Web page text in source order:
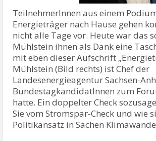
TeilnehmerInnen aus einem
Energieträger nach Hause gehen
nicht alle Tage vor. Heute war das
Mühlstein ihnen als Dank eine
mit eben dieser Aufschrift
Mühlstein (Bild rechts) ist Chef der
Landesenergieagentur Sachsen-
BundestagkandidatInnen zum
hatte. Ein doppelter Check
Sie vom Stromspar-Check und wie
Politikansatz in Sachen